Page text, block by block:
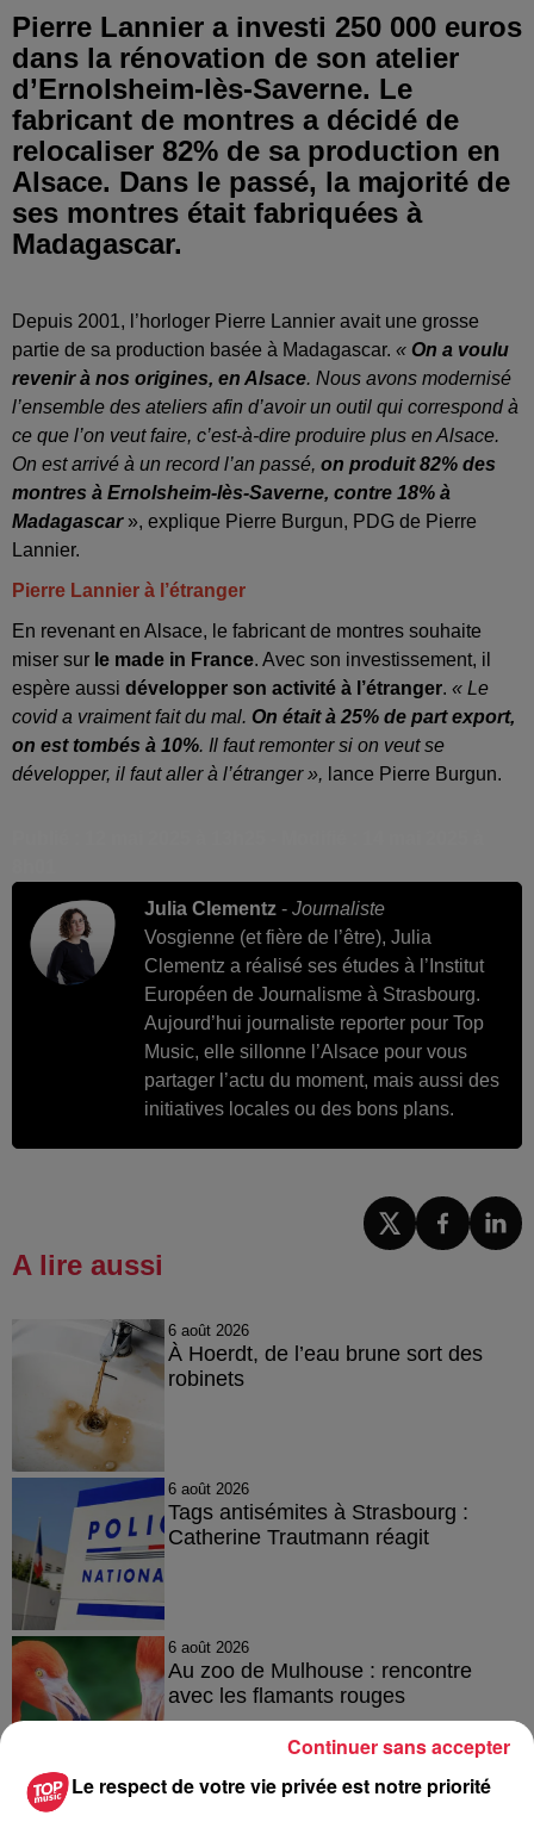
Pierre Lannier a investi 250 000 euros
dans la rénovation de son atelier
d’Ernolsheim-lès-Saverne. Le
fabricant de montres a décidé de
relocaliser 82% de sa production en
Alsace. Dans le passé, la majorité de
ses montres était fabriquées à
Madagascar.
Depuis 2001, l’horloger Pierre Lannier avait une grosse
partie de sa production basée à Madagascar. « On a voulu
revenir à nos origines, en Alsace. Nous avons modernisé
l’ensemble des ateliers afin d’avoir un outil qui correspond à
ce que l’on veut faire, c’est-à-dire produire plus en Alsace.
On est arrivé à un record l’an passé, on produit 82% des
montres à Ernolsheim-lès-Saverne, contre 18% à
Madagascar», explique Pierre Burgun, PDG de Pierre
Lannier.
Pierre Lannier à l’étranger
En revenant en Alsace, le fabricant de montres souhaite
miser sur le made in France. Avec son investissement, il
espère aussi développer son activité à l’étranger. « Le
covid a vraiment fait du mal. On était à 25% de part export,
on est tombés à 10%. Il faut remonter si on veut se
développer, il faut aller à l’étranger », lance Pierre Burgun.
Julia Clementz - Journaliste
Vosgienne (et fière de l’être), Julia
Clementz a réalisé ses études à l’Institut
Européen de Journalisme à Strasbourg.
Aujourd’hui journaliste reporter pour Top
Music, elle sillonne l’Alsace pour vous
partager l’actu du moment, mais aussi des
initiatives locales ou des bons plans.
A lire aussi
6 août 2026
À Hoerdt, de l’eau brune sort des
robinets
6 août 2026
Tags antisémites à Strasbourg :
Catherine Trautmann réagit
6 août 2026
Au zoo de Mulhouse : rencontre
avec les flamants rouges
Le respect de votre vie privée est notre priorité
Continuer sans accepter